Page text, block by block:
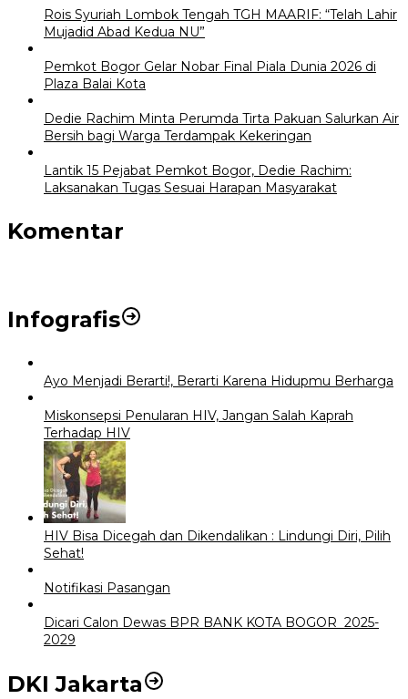
Rois Syuriah Lombok Tengah TGH MAARIF: “Telah Lahir
Mujadid Abad Kedua NU”
Pemkot Bogor Gelar Nobar Final Piala Dunia 2026 di
Plaza Balai Kota
Dedie Rachim Minta Perumda Tirta Pakuan Salurkan Air
Bersih bagi Warga Terdampak Kekeringan
Lantik 15 Pejabat Pemkot Bogor, Dedie Rachim:
Laksanakan Tugas Sesuai Harapan Masyarakat
Komentar
Infografis
Ayo Menjadi Berarti!, Berarti Karena Hidupmu Berharga
Miskonsepsi Penularan HIV, Jangan Salah Kaprah
Terhadap HIV
HIV Bisa Dicegah dan Dikendalikan : Lindungi Diri, Pilih
Sehat!
Notifikasi Pasangan
Dicari Calon Dewas BPR BANK KOTA BOGOR 2025-
2029
DKI Jakarta